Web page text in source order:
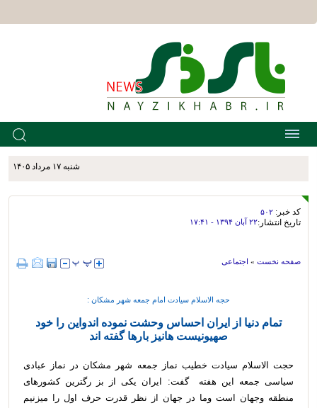
شنبه ۱۷ مرداد ۱۴۰۵
کد خبر: ۵۰۲
تاریخ انتشار:۲۲ آبان ۱۳۹۴ - ۱۷:۴۱
صفحه نخست » اجتماعی
حجه الاسلام سیادت امام جمعه شهر مشکان :
تمام دنیا از ایران احساس وحشت نموده اندواین را خود
صهیونیست هانیز بارها گفته اند
حجت الاسلام سیادت خطیب نماز جمعه شهر مشکان در نماز عبادی
سیاسی جمعه این هفته گفت: ایران یکی از بز رگترین کشورهای
منطقه وجهان است وما در جهان از نظر قدرت حرف اول را میزنیم